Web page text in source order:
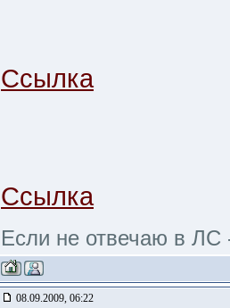
Ссылка
Ссылка
Если не отвечаю в ЛС
08.09.2009, 06:22